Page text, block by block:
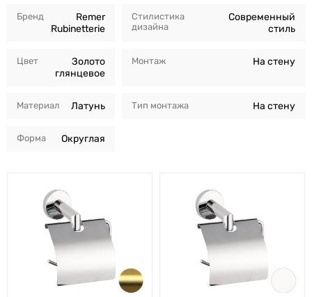
Бренд
Remer
Rubinetterie
Цвет
Золото
глянцевое
Материал Латунь
Форма Округлая
Стилистика
дизайна
Современный
стиль
Монтаж На стену
Тип монтажа На стену